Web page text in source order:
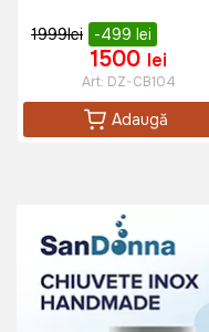
1999lei -499 lei
1500 lei
Art: DZ-CB104
Adaugă